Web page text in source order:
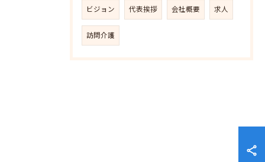
ビジョン 代表挨拶 会社概要 求人
訪問介護